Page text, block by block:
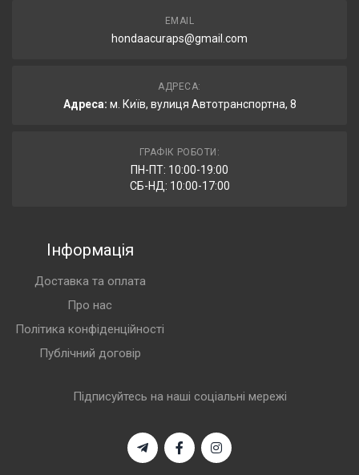
EMAIL
hondaacuraps@gmail.com
АДРЕСА:
Адреса: м. Київ, вулиця Автотранспортна, 8
ГРАФІК РОБОТИ:
ПН-ПТ: 10:00-19:00
СБ-НД: 10:00-17:00
Інформація
Доставка та оплата
Про нас
Політика конфіденційності
Публічний договір
Підписуйтесь на наші соціальні мережі